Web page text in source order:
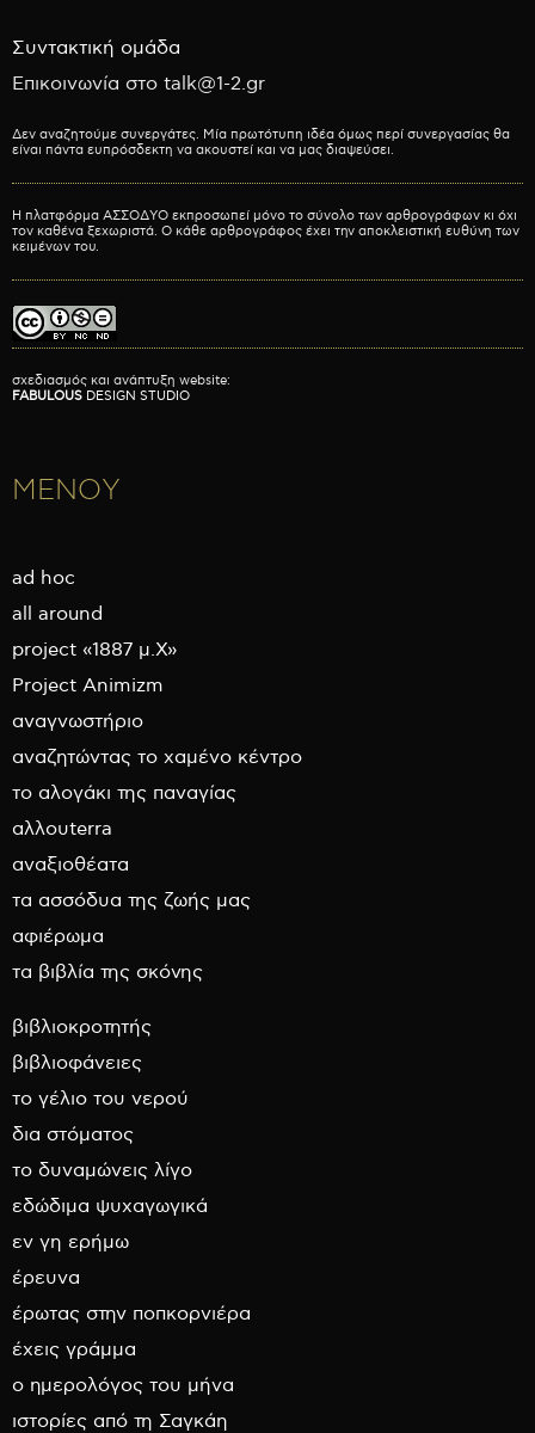
Συντακτική ομάδα
Επικοινωνία στο talk@1-2.gr
Δεν αναζητούμε συνεργάτες. Μία πρωτότυπη ιδέα όμως περί συνεργασίας θα
είναι πάντα ευπρόσδεκτη να ακουστεί και να μας διαψεύσει.
Η πλατφόρμα ΑΣΣΟΔΥΟ εκπροσωπεί μόνο το σύνολο των αρθρογράφων κι όχι
τον καθένα ξεχωριστά. Ο κάθε αρθρογράφος έχει την αποκλειστική ευθύνη των
κειμένων του.
σχεδιασμός και ανάπτυξη website:
FABULOUS DESIGN STUDIO
ΜΕΝΟΥ
ad hoc
all around
project «1887 μ.Χ»
Project Animizm
αναγνωστήριο
αναζητώντας το χαμένο κέντρο
το αλογάκι της παναγίας
αλλουterra
αναξιοθέατα
τα ασσόδυα της ζωής μας
αφιέρωμα
τα βιβλία της σκόνης
βιβλιοκροτητής
βιβλιοφάνειες
το γέλιο του νερού
δια στόματος
το δυναμώνεις λίγο
εδώδιμα ψυχαγωγικά
εν γη ερήμω
έρευνα
έρωτας στην ποπκορνιέρα
έχεις γράμμα
ο ημερολόγος του μήνα
ιστορίες από τη Σαγκάη